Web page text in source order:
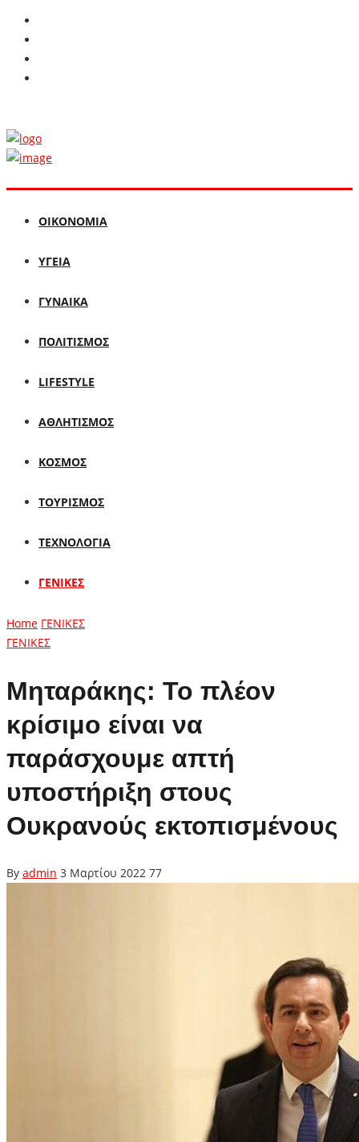
ΟΙΚΟΝΟΜΙΑ
ΥΓΕΙΑ
ΓΥΝΑΙΚΑ
ΠΟΛΙΤΙΣΜΟΣ
LIFESTYLE
ΑΘΛΗΤΙΣΜΟΣ
ΚΟΣΜΟΣ
ΤΟΥΡΙΣΜΟΣ
ΤΕΧΝΟΛΟΓΙΑ
ΓΕΝΙΚΕΣ
Home ΓΕΝΙΚΕΣ
ΓΕΝΙΚΕΣ
Μηταράκης: Το πλέον
κρίσιμο είναι να
παράσχουμε απτή
υποστήριξη στους
Ουκρανούς εκτοπισμένους
By admin 3 Μαρτίου 2022 77